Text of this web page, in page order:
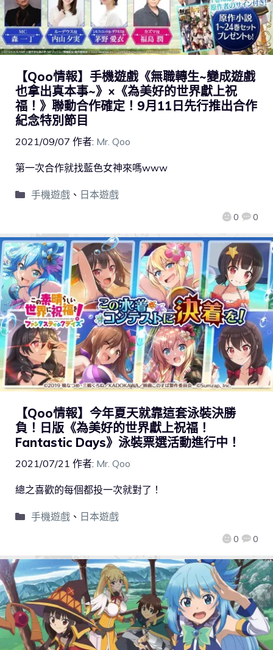
【Qoo情報】手機遊戲《無職轉生~變成遊戲
也拿出真本事~》×《為美好的世界獻上祝
福！》聯動合作確定！9月11日先行推出合作
紀念特別節目
2021/09/07 作者: Mr. Qoo
0 0
第一次合作就找藍色女神來嗎www
手機遊戲、 日本遊戲
【Qoo情報】今年夏天就靠這套泳裝決勝
負！日版《為美好的世界獻上祝福！
Fantastic Days》泳裝票選活動進行中！
2021/07/21 作者: Mr. Qoo
0 0
總之喜歡的每個都投一次就對了！
手機遊戲、 日本遊戲